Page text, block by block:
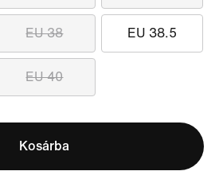
EU 38 EU 38.5
EU 40
Kosárba